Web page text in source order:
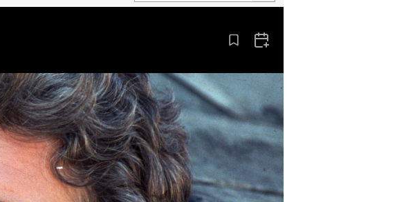
Aus den Lesezeichen entfernen
Zum Kalender hinzufügen